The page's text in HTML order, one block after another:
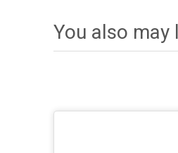
You also may